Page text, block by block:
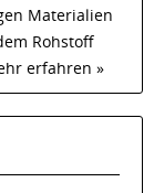
Materialien
Rohstoff
erfahren »